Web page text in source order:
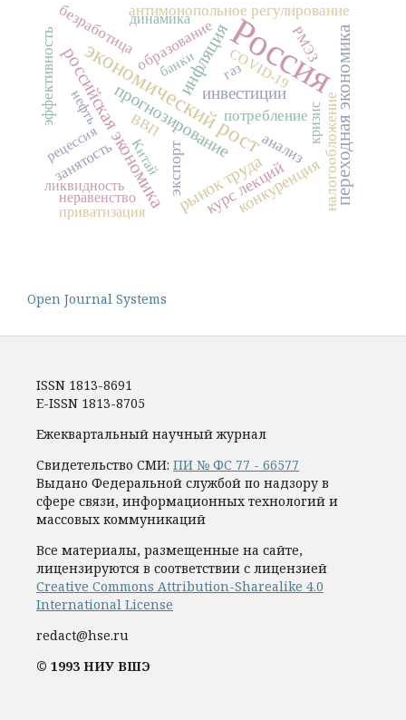
Россия
экономический рост переходная экономика
инфляция
российская экономикарынок труда
инвестиции
прогнозирование
курс лекций
конкуренция
экспорт
эффективность образование
антимонопольное регулирование
занятость
потребление
безработица
налогообложение
анализ
Китай
ликвидность
COVID-19
газ
кризис
неравенство
приватизация
нефть
банки РМЭЗ
ВВП
рецессия
динамика
Open Journal Systems
ISSN 1813-8691
E-ISSN 1813-8705
Ежеквартальный научный журнал
Свидетельство СМИ: ПИ № ФС 77 - 66577
Выдано Федеральной службой по надзору в
сфере связи, информационных технологий и
массовых коммуникаций
Все материалы, размещенные на сайте,
лицензируются в соответствии с лицензией
Creative Commons Attribution-Sharealike 4.0
International License
redact@hse.ru
© 1993 НИУ ВШЭ